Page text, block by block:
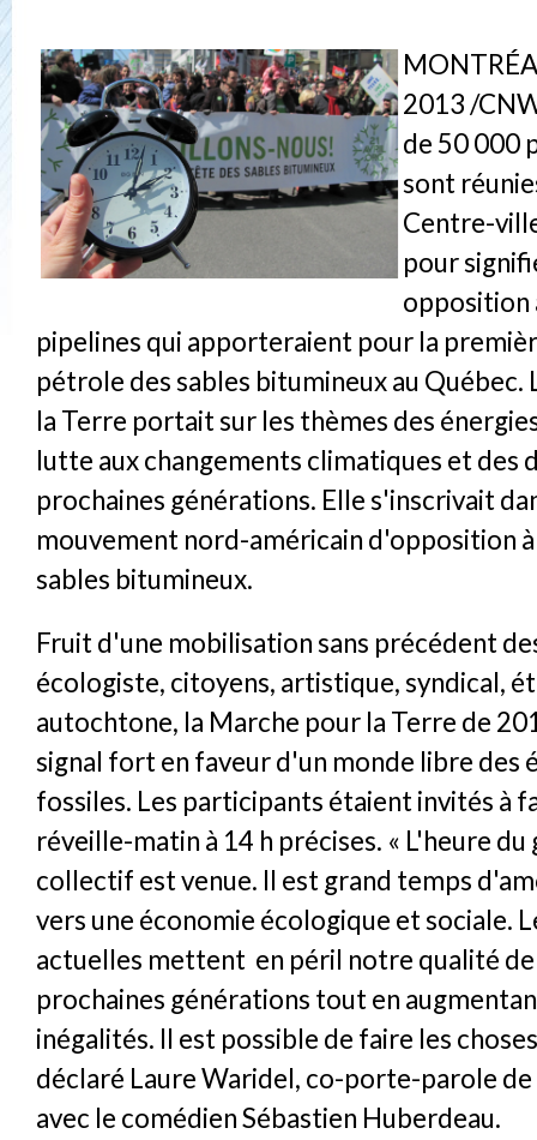
2013 /
de 50 000
sont
Centre-
pour
opposition
pipelines qui apporteraient pour la
pétrole des sables bitumineux au Québec.
la Terre portait sur les thèmes des
lutte aux changements climatiques et des
prochaines générations. Elle s'inscrivait
mouvement nord-américain d'opposition
sables bitumineux.
Fruit d'une mobilisation sans précédent
écologiste, citoyens, artistique, syndical,
autochtone, la Marche pour la Terre de
signal fort en faveur d'un monde libre des
fossiles. Les participants étaient invités à
réveille-matin à 14 h précises. « L'heure
collectif est venue. Il est grand temps
vers une économie écologique et sociale.
actuelles mettent en péril notre qualité de
prochaines générations tout en
inégalités. Il est possible de faire les
déclaré Laure Waridel, co-porte-parole
avec le comédien Sébastien Huberdeau.